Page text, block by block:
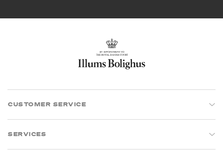
CUSTOMER SERVICE
SERVICES